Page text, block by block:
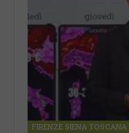
FIRENZE SIENA TOSCANA